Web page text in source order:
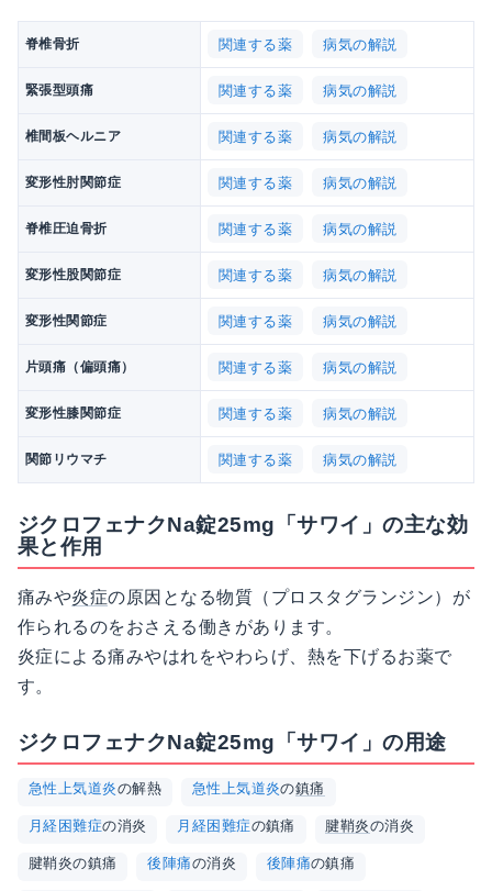
脊椎骨折 関連する薬 病気の解説
緊張型頭痛 関連する薬 病気の解説
椎間板ヘルニア 関連する薬 病気の解説
変形性肘関節症 関連する薬 病気の解説
脊椎圧迫骨折 関連する薬 病気の解説
変形性股関節症 関連する薬 病気の解説
変形性関節症 関連する薬 病気の解説
片頭痛（偏頭痛） 関連する薬 病気の解説
変形性膝関節症 関連する薬 病気の解説
関節リウマチ 関連する薬 病気の解説
ジクロフェナクNa錠25mg「サワイ」の主な効
果と作用
痛みや炎症の原因となる物質（プロスタグランジン）が
作られるのをおさえる働きがあります。
炎症による痛みやはれをやわらげ、熱を下げるお薬で
す。
ジクロフェナクNa錠25mg「サワイ」の用途
急性上気道炎の解熱 急性上気道炎の鎮痛
月経困難症の消炎 月経困難症の鎮痛 腱鞘炎の消炎
腱鞘炎の鎮痛 後陣痛の消炎 後陣痛の鎮痛